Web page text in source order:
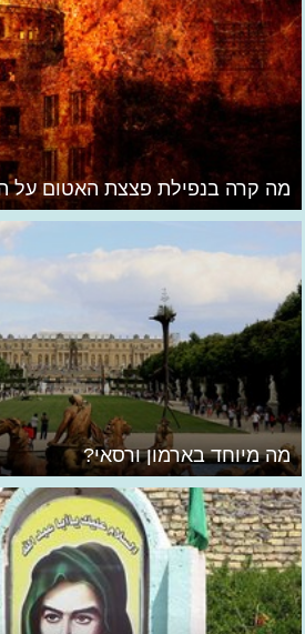
מה קרה בנפילת פצצת האטום על
מה מיוחד בארמון ורסאי?